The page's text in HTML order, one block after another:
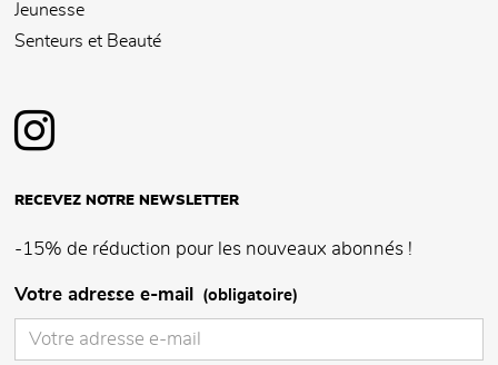
Jeunesse
Senteurs et Beauté
RECEVEZ NOTRE NEWSLETTER
-15% de réduction pour les nouveaux abonnés !
Votre adresse e-mail (obligatoire)